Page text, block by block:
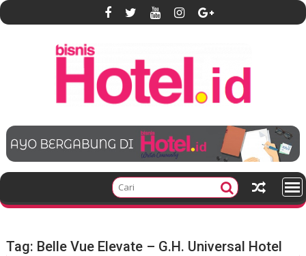
S
k
e
t
Tag: Belle Vue Elevate – G.H. Universal Hotel